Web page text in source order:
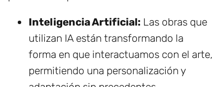
Inteligencia Artificial: Las obras que
utilizan IA están transformando la
forma en que interactuamos con el arte,
permitiendo una personalización y